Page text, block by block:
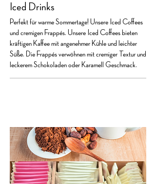
Iced Drinks
Perfekt für warme Sommertage! Unsere Iced Coffees
und cremigen Frappés. Unsere Iced Coffees bieten
kräftigen Kaffee mit angenehmer Kühle und leichter
Süße. Die Frappés verwöhnen mit cremiger Textur und
leckerem Schokoladen oder Karamell Geschmack.